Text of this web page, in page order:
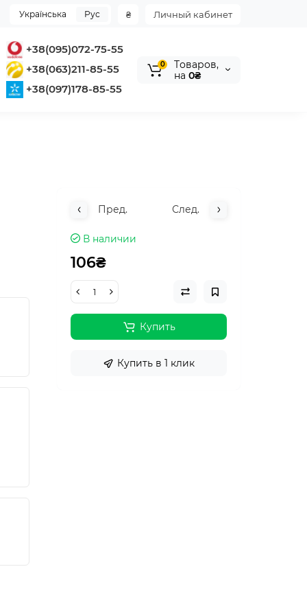
Личный кабинет
₴
Українська Рус
+38(095)072-75-55
+38(063)211-85-55
+38(097)178-85-55
0
Tоваров,
на 0₴
Пред. След.
В наличии
106₴
Купить
Купить в 1 клик